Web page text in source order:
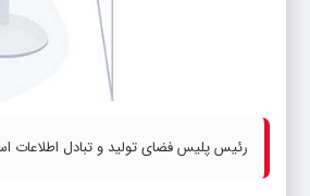
رئیس پلیس فضای تولید و تبادل اطلاعات